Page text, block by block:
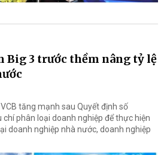
Big 3 trước thềm nâng tỷ lệ
VCB tăng mạnh sau Quyết định số
phân loại doanh nghiệp để thực hiện
doanh nghiệp nhà nước, doanh nghiệp